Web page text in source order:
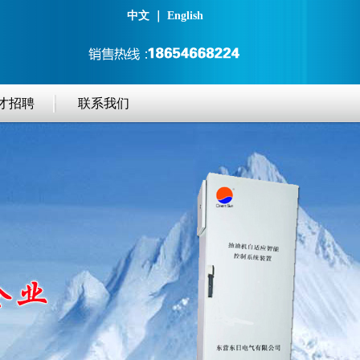
中文 English
招聘 联系我们